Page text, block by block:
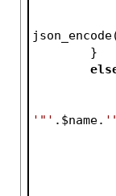
        }
'"' . $name.